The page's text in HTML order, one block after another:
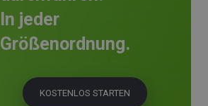
In jeder
Größenordnung.
KOSTENLOS STARTEN